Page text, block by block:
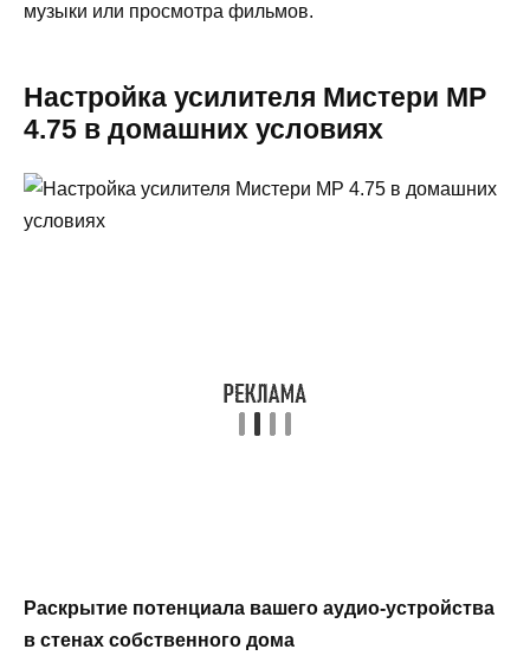
музыки или просмотра фильмов.
Настройка усилителя Мистери МР
4.75 в домашних условиях
Раскрытие потенциала вашего аудио-устройства
в стенах собственного дома